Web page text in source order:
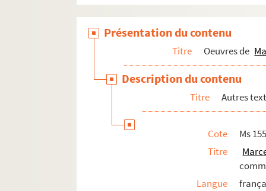
Présentation du contenu
Titre Oeuvres de
Description du contenu
Titre Autres
Cote
Ms
Titre
Langue